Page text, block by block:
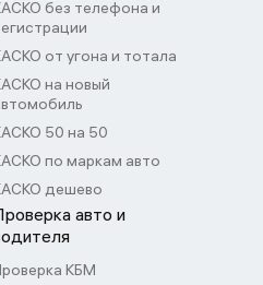
без телефона и
от угона и тотала
на новый
50 на 50
по маркам авто
дешево
авто и
КБМ